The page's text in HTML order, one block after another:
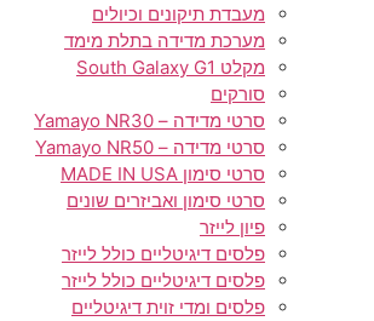
מעבדת תיקונים וכיולים
מערכת מדידה בתלת מימד
מקלט South Galaxy G1
סורקים
סרטי מדידה – Yamayo NR30
סרטי מדידה – Yamayo NR50
סרטי סימון MADE IN USA
סרטי סימון ואביזרים שונים
פיון לייזר
פלסים דיגיטליים כולל לייזר
פלסים דיגיטליים כולל לייזר
פלסים ומדי זוית דיגיטליים